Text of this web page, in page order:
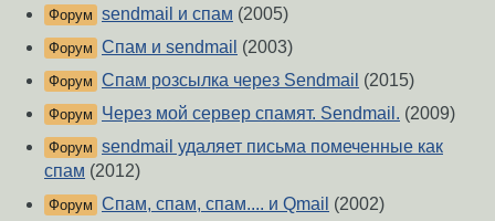
Форум sendmail и спам (2005)
Форум Спам и sendmail (2003)
Форум Спам розсылка через Sendmail (2015)
Форум Через мой сервер спамят. Sendmail. (2009)
Форум sendmail удаляет письма помеченные как
спам (2012)
Форум Спам, спам, спам.... и Qmail (2002)